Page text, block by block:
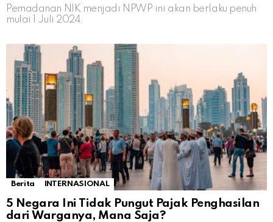
Pemadanan NIK menjadi NPWP ini akan berlaku penuh
mulai 1 Juli 2024.
Berita INTERNASIONAL
5 Negara Ini Tidak Pungut Pajak Penghasilan
dari Warganya, Mana Saja?